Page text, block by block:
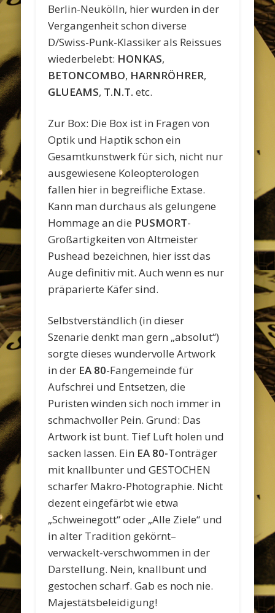
Berlin-Neukölln, hier wurden in der
Vergangenheit schon diverse
D/Swiss-Punk-Klassiker als Reissues
wiederbelebt: HONKAS,
BETONCOMBO, HARNRÖHRER,
GLUEAMS, T.N.T. etc.
Zur Box: Die Box ist in Fragen von
Optik und Haptik schon ein
Gesamtkunstwerk für sich, nicht nur
ausgewiesene Koleopterologen
fallen hier in begreifliche Extase.
Kann man durchaus als gelungene
Hommage an die PUSMORT-
Großartigkeiten von Altmeister
Pushead bezeichnen, hier isst das
Auge definitiv mit. Auch wenn es nur
präparierte Käfer sind.
Selbstverständlich (in dieser
Szenarie denkt man gern „absolut“)
sorgte dieses wundervolle Artwork
in der EA 80-Fangemeinde für
Aufschrei und Entsetzen, die
Puristen winden sich noch immer in
schmachvoller Pein. Grund: Das
Artwork ist bunt. Tief Luft holen und
sacken lassen. Ein EA 80-Tonträger
mit knallbunter und GESTOCHEN
scharfer Makro-Photographie. Nicht
dezent eingefärbt wie etwa
„Schweinegott“ oder „Alle Ziele“ und
in alter Tradition gekörnt–
verwackelt-verschwommen in der
Darstellung. Nein, knallbunt und
gestochen scharf. Gab es noch nie.
Majestätsbeleidigung!